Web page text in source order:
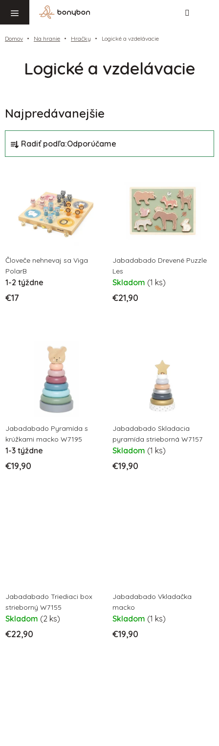
obsah
Domov Na hranie Hračky Logické a vzdelávacie
Logické a vzdelávacie
Najpredávanejšie
a
d
d
u
k
t
Radiť podľa:Odporúčame
o
d
u
k
Človeče nehnevaj sa Viga
PolarB
1-2 týždne
€17
Jabadabado Drevené Puzzle
Les
Skladom (1 ks)
€21,90
Jabadabado Pyramída s
krúžkami macko W7195
1-3 týždne
€19,90
Jabadabado Skladacia
pyramída strieborná W7157
Skladom (1 ks)
€19,90
Jabadabado Triediaci box
strieborný W7155
Skladom (2 ks)
€22,90
Jabadabado Vkladačka
macko
Skladom (1 ks)
€19,90